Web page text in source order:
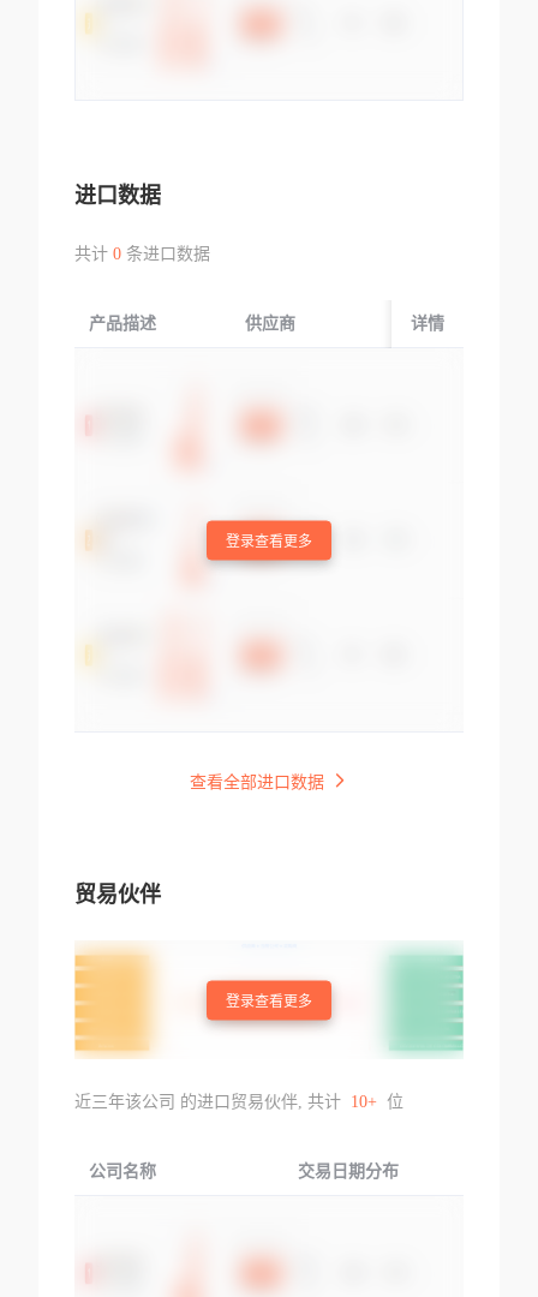
进口数据
共计 0条进口数据
产品描述 供应商 起运国/地区
详情
登录查看更多
查看全部进口数据
贸易伙伴
登录查看更多
近三年该公司 的进口贸易伙伴, 共计 10+ 位
公司名称 交易日期分布